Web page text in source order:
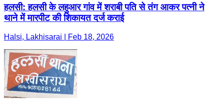
हलसी: हलसी के लहुआर गांव में शराबी पति से तंग आकर पत्नी ने
थाने में मारपीट की शिकायत दर्ज कराई
Halsi, Lakhisarai | Feb 18, 2026